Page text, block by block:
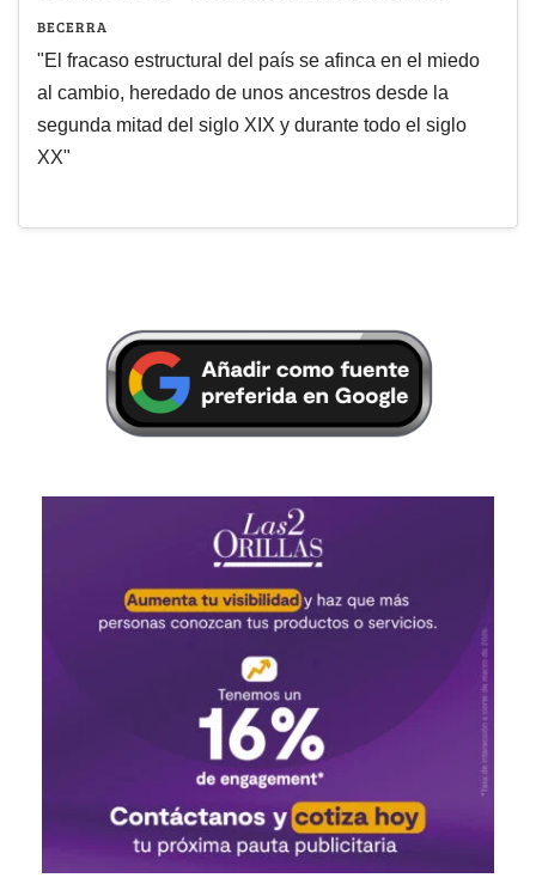
BECERRA
"El fracaso estructural del país se afinca en el miedo
al cambio, heredado de unos ancestros desde la
segunda mitad del siglo XIX y durante todo el siglo
XX"